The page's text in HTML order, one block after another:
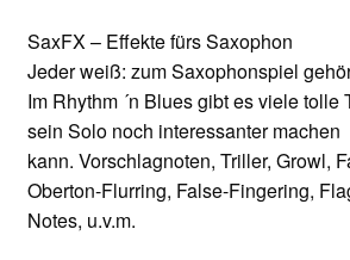
SaxFX – Effekte fürs Saxophon
Jeder weiß: zum Saxophonspiel
Im Rhythm ´n Blues gibt es viele tolle
sein Solo noch interessanter machen
kann. Vorschlagnoten, Triller, Growl,
Oberton-Flurring, False-Fingering,
Notes, u.v.m.